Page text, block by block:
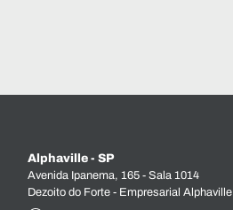
Alphaville - SP
Avenida Ipanema, 165 - Sala 1014
Dezoito do Forte - Empresarial Alphaville